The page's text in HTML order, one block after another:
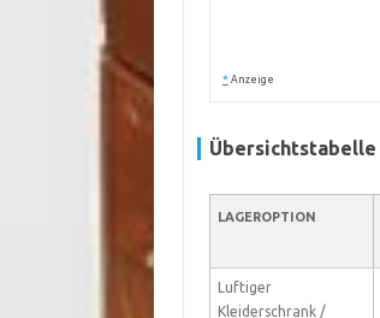
* Anzeige
Übersichtstabelle
LAGEROPTION
Luftiger
Kleiderschrank /